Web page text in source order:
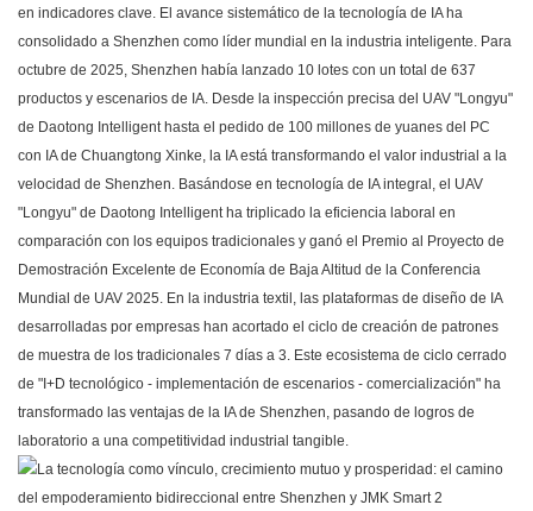
en indicadores clave. El avance sistemático de la tecnología de IA ha
consolidado a Shenzhen como líder mundial en la industria inteligente. Para
octubre de 2025, Shenzhen había lanzado 10 lotes con un total de 637
productos y escenarios de IA. Desde la inspección precisa del UAV "Longyu"
de Daotong Intelligent hasta el pedido de 100 millones de yuanes del PC
con IA de Chuangtong Xinke, la IA está transformando el valor industrial a la
velocidad de Shenzhen. Basándose en tecnología de IA integral, el UAV
"Longyu" de Daotong Intelligent ha triplicado la eficiencia laboral en
comparación con los equipos tradicionales y ganó el Premio al Proyecto de
Demostración Excelente de Economía de Baja Altitud de la Conferencia
Mundial de UAV 2025. En la industria textil, las plataformas de diseño de IA
desarrolladas por empresas han acortado el ciclo de creación de patrones
de muestra de los tradicionales 7 días a 3. Este ecosistema de ciclo cerrado
de "I+D tecnológico - implementación de escenarios - comercialización" ha
transformado las ventajas de la IA de Shenzhen, pasando de logros de
laboratorio a una competitividad industrial tangible.